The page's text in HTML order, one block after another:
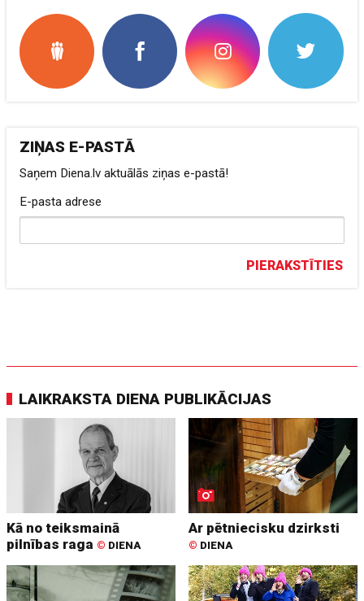
ZIŅAS E-PASTĀ
Saņem Diena.lv aktuālās ziņas e-pastā!
E-pasta adrese
PIERAKSTĪTIES
LAIKRAKSTA DIENA PUBLIKĀCIJAS
Kā no teiksmainā
pilnības raga © DIENA
Ar pētniecisku dzirksti
© DIENA